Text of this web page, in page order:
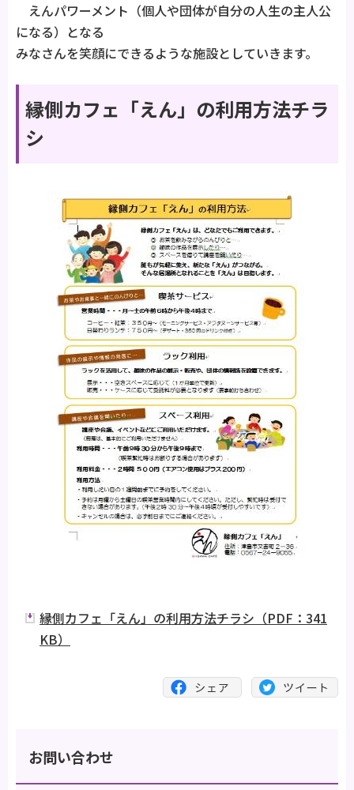
えんパワーメント（個人や団体が自分の人生の主人公
になる）となる
みなさんを笑顔にできるような施設としていきます。
縁側カフェ「えん」の利用方法チラ
シ
縁側カフェ「えん」の利用方法チラシ（PDF：341
KB）
お問い合わせ